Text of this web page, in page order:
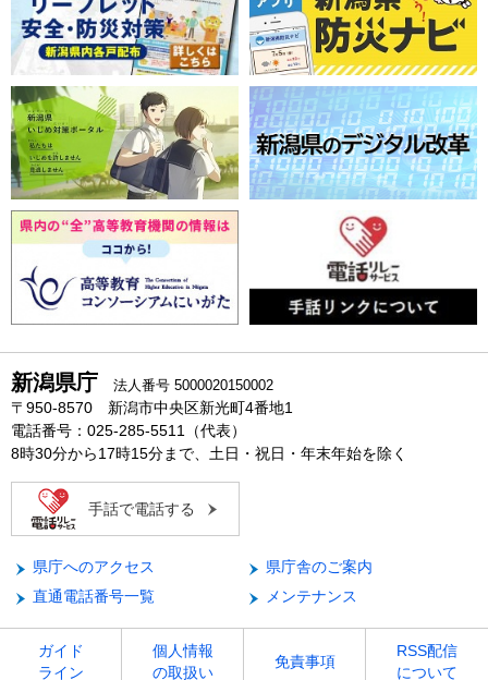
新潟県庁 法人番号 5000020150002
〒950-8570 新潟市中央区新光町4番地1
電話番号：025-285-5511（代表）
8時30分から17時15分まで、土日・祝日・年末年始を除く
手話で電話する
県庁へのアクセス
県庁舎のご案内
直通電話番号一覧
メンテナンス
ガイド
ライン
個人情報
の取扱い
免責事項
RSS配信
について